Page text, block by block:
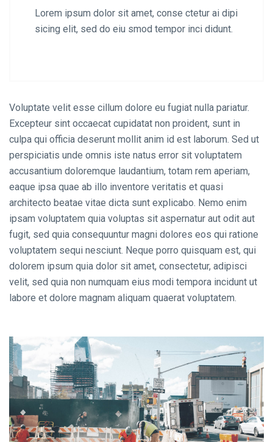
Lorem ipsum dolor sit amet, conse ctetur ai dipi
sicing elit, sed do eiu smod tempor inci didunt.
Voluptate velit esse cillum dolore eu fugiat nulla pariatur.
Excepteur sint occaecat cupidatat non proident, sunt in
culpa qui officia deserunt mollit anim id est laborum. Sed ut
perspiciatis unde omnis iste natus error sit voluptatem
accusantium doloremque laudantium, totam rem aperiam,
eaque ipsa quae ab illo inventore veritatis et quasi
architecto beatae vitae dicta sunt explicabo. Nemo enim
ipsam voluptatem quia voluptas sit aspernatur aut odit aut
fugit, sed quia consequuntur magni dolores eos qui ratione
voluptatem sequi nesciunt. Neque porro quisquam est, qui
dolorem ipsum quia dolor sit amet, consectetur, adipisci
velit, sed quia non numquam eius modi tempora incidunt ut
labore et dolore magnam aliquam quaerat voluptatem.